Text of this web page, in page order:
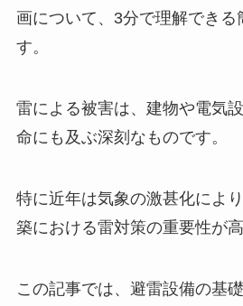
画について、3分で理解できる
す。
雷による被害は、建物や電気
命にも及ぶ深刻なものです。
特に近年は気象の激甚化によ
築における雷対策の重要性が
この記事では、避雷設備の基